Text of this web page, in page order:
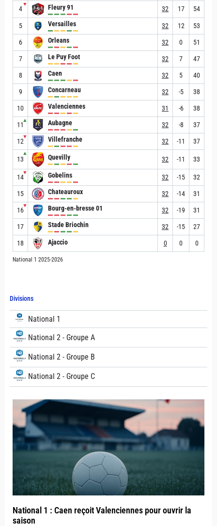
Divisions
National 1
National 2 - Groupe A
National 2 - Groupe B
National 2 - Groupe C
National 1 : Caen reçoit Valenciennes pour ouvrir la
saison
4
▼ Fleury 91 32 17 54
5 Versailles 32 12 53
6 Orleans 32 0 51
7 Le Puy Foot 32 7 47
8 Caen 32 5 40
9 Concarneau 32 -5 38
10 Valenciennes 31 -6 38
11
▲ Aubagne 32 -8 37
12
▼ Villefranche 32 -11 37
13
▲
Quevilly 32 -11 33
14
▼ Gobelins 32 -15 32
15 Chateauroux 32 -14 31
16
▼ Bourg-en-bresse 01 32 -19 31
17 Stade Briochin 32 -15 27
18 Ajaccio 0 0 0
National 1 2025-2026